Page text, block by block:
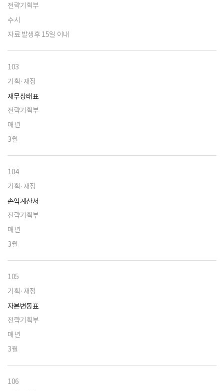
전략기획부
수시
자료 발생후 15일 이내
103
기획·재정
재무상태표
전략기획부
매년
3월
104
기획·재정
손익계산서
전략기획부
매년
3월
105
기획·재정
자본변동표
전략기획부
매년
3월
106